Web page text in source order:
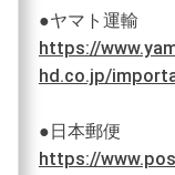
●ヤマト運輸
https://
hd.co.jp/
●日本郵便
https://